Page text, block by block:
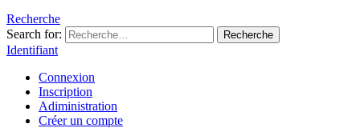
Recherche
Search for:
Recherche
Identifiant
Connexion
Inscription
Adiministration
Créer un compte